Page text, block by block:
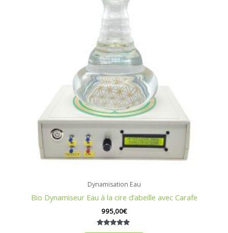
Dynamisation Eau
Bio Dynamiseur Eau à la cire d’abeille avec Carafe
995,00€
Note